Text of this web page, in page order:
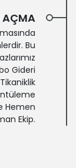
AÇMA
Bu
Gideri
Hemen
Ekip.